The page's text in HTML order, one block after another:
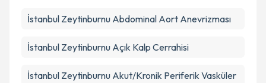
İstanbul Zeytinburnu Abdominal Aort Anevrizması
İstanbul Zeytinburnu Açık Kalp Cerrahisi
İstanbul Zeytinburnu Akut/Kronik Periferik Vasküler